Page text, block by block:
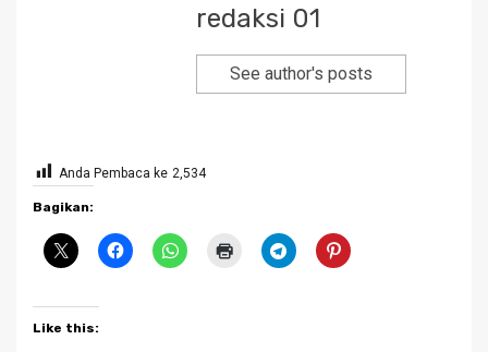
redaksi 01
See author's posts
Anda Pembaca ke 2,534
Bagikan:
Like this: